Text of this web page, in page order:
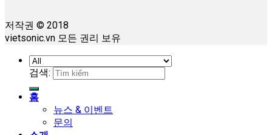
저작권 © 2018
vietsonic.vn 모든 권리 보유
검색:
홈
뉴스 & 이벤트
문의